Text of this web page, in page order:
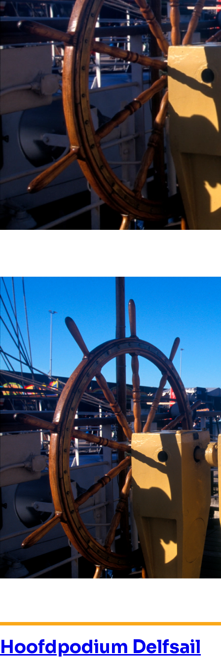
Hoofdpodium Delfsail